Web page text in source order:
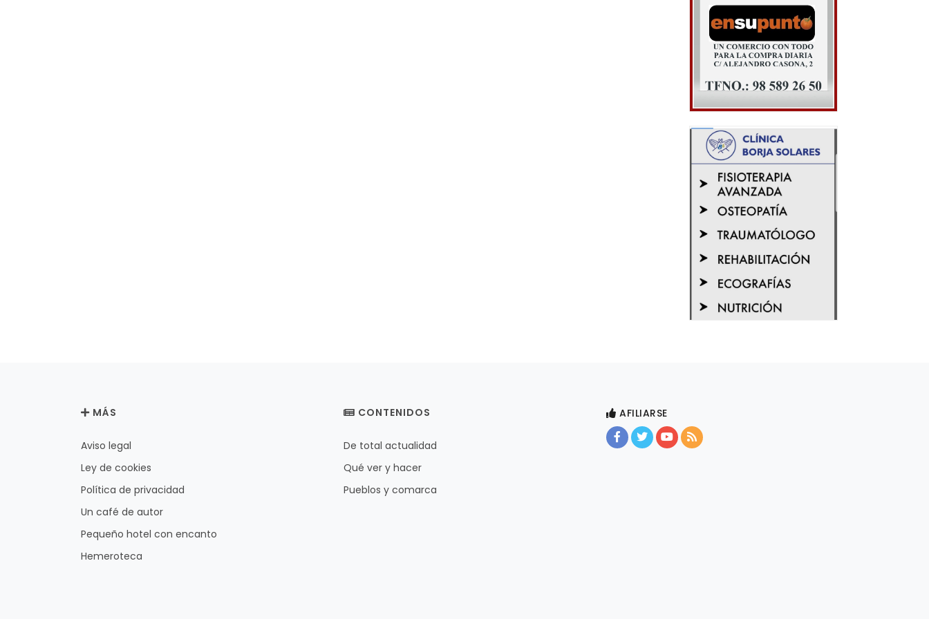
MÁS
Aviso legal
Ley de cookies
Política de privacidad
Un café de autor
Pequeño hotel con encanto
Hemeroteca
CONTENIDOS
De total actualidad
Qué ver y hacer
Pueblos y comarca
AFILIARSE